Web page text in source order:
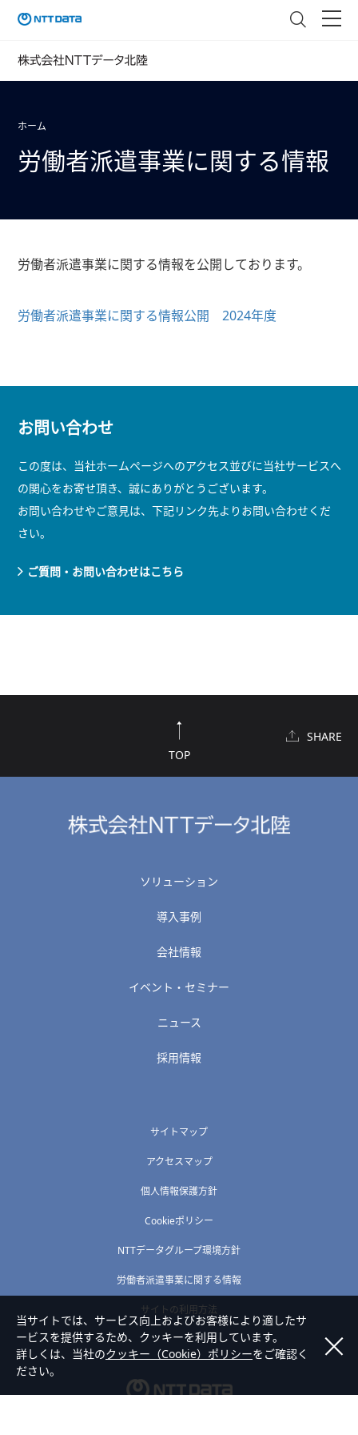
ホーム
労働者派遣事業に関する情報
労働者派遣事業に関する情報を公開しております。
労働者派遣事業に関する情報公開 2024年度
お問い合わせ
この度は、当社ホームページへのアクセス並びに当社サービスへ
の関心をお寄せ頂き、誠にありがとうございます。
お問い合わせやご意見は、下記リンク先よりお問い合わせくだ
さい。
ご質問・お問い合わせはこちら
TOP
SHARE
ソリューション
導入事例
会社情報
イベント・セミナー
ニュース
採用情報
サイトマップ
アクセスマップ
個人情報保護方針
Cookieポリシー
NTTデータグループ環境方針
労働者派遣事業に関する情報
サイトの利用方法
当サイトでは、サービス向上およびお客様により適したサ
ービスを提供するため、クッキーを利用しています。
詳しくは、当社のクッキー（Cookie）ポリシーをご確認く
ださい。